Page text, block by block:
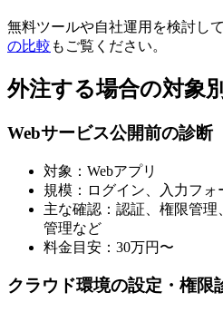
無料ツールや自社運用を検討し
の比較 もご覧ください。
外注する場合の対象
Webサービス公開前の診断
対象：Webアプリ
規模：ログイン、入力フ
主な確認：認証、権限管
管理など
料金目安：30万円〜
クラウド環境の設定・権限